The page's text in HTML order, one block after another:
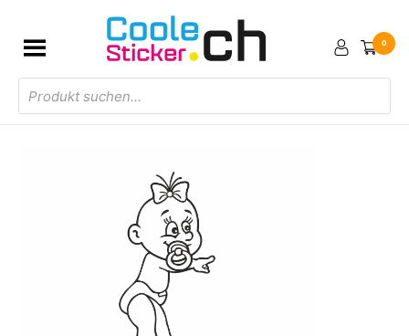
Products
search
0